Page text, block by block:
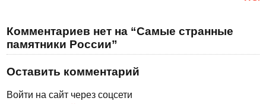
Комментариев нет на “Самые странные
памятники России”
Оставить комментарий
Войти на сайт через соцсети